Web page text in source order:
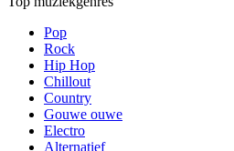
Pop
Rock
Hip Hop
Chillout
Country
Gouwe ouwe
Electro
Alternatief